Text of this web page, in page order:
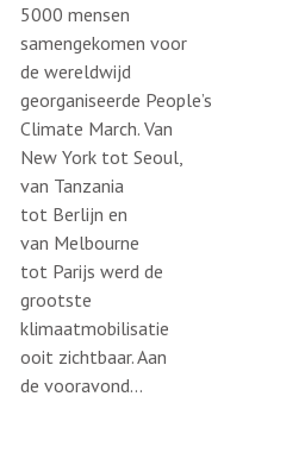
5000 mensen
samengekomen voor
de wereldwijd
georganiseerde People’s
Climate March. Van
New York tot Seoul,
van Tanzania
tot Berlijn en
van Melbourne
tot Parijs werd de
grootste
klimaatmobilisatie
ooit zichtbaar. Aan
de vooravond...